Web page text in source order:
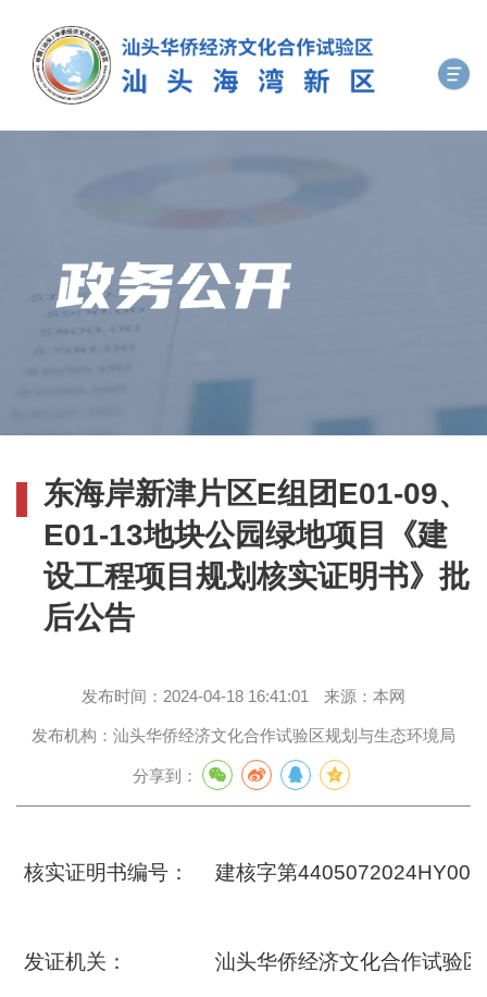
东海岸新津片区E组团E01-09、
E01-13地块公园绿地项目《建
设工程项目规划核实证明书》批
后公告
发布时间： 2024-04-18 16:41:01 来源： 本网
发布机构： 汕头华侨经济文化合作试验区规划与生态环境局
分享到：
核实证明书编号： 建核字第
发证机关： 汕头华侨经济文化合作试验